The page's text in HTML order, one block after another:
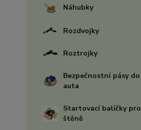
Náhubky
Rozdvojky
Roztrojky
Bezpečnostní pásy do
auta
Startovací balíčky pro
štěně